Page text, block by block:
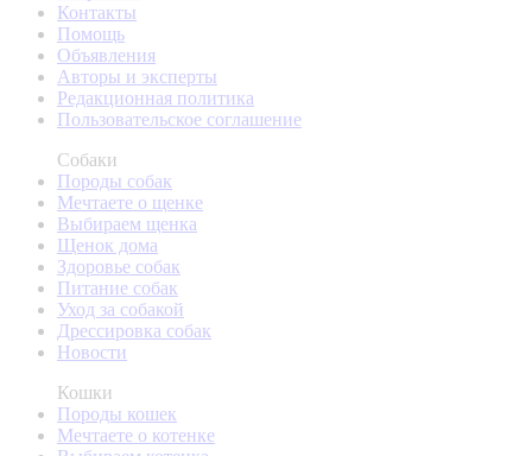
Контакты
Помощь
Объявления
Авторы и эксперты
Редакционная политика
Пользовательское соглашение
Собаки
Породы собак
Мечтаете о щенке
Выбираем щенка
Щенок дома
Здоровье собак
Питание собак
Уход за собакой
Дрессировка собак
Новости
Кошки
Породы кошек
Мечтаете о котенке